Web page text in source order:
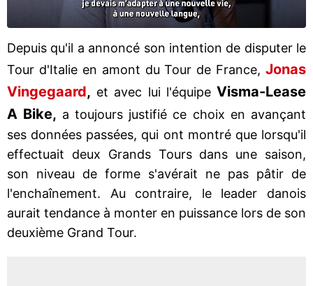
Depuis qu'il a annoncé son intention de disputer le
Tour d'Italie en amont du Tour de France, Jonas
Vingegaard, et avec lui l'équipeVisma-Lease
A Bike, a toujours justifié ce choix en avançant
ses données passées, qui ont montré que lorsqu'il
effectuait deux Grands Tours dans une saison,
son niveau de forme s'avérait ne pas pâtir de
l'enchaînement. Au contraire, le leader danois
aurait tendance à monter en puissance lors de son
deuxième Grand Tour.